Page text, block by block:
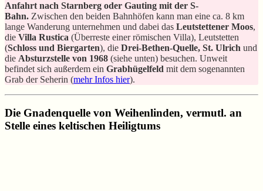
Anfahrt nach Starnberg oder Gauting mit der S-
Bahn. Zwischen den beiden Bahnhöfen kann man eine ca. 8 km
lange Wanderung unternehmen und dabei das Leutstettener Moos,
die Villa Rustica (Überreste einer römischen Villa), Leutstetten
(Schloss und Biergarten), die Drei-Bethen-Quelle, St. Ulrich und
die Absturzstelle von 1968 (siehe unten) besuchen. Unweit
befindet sich außerdem ein Grabhügelfeld mit dem sogenannten
Grab der Seherin (mehr Infos hier).
Die Gnadenquelle von Weihenlinden, vermutl. an
Stelle eines keltischen Heiligtums